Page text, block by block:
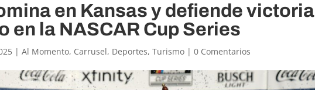
en Kansas y defiende victoria
en la NASCAR Cup Series
|Al Momento, Carrusel, Deportes,Turismo |0 Comentarios